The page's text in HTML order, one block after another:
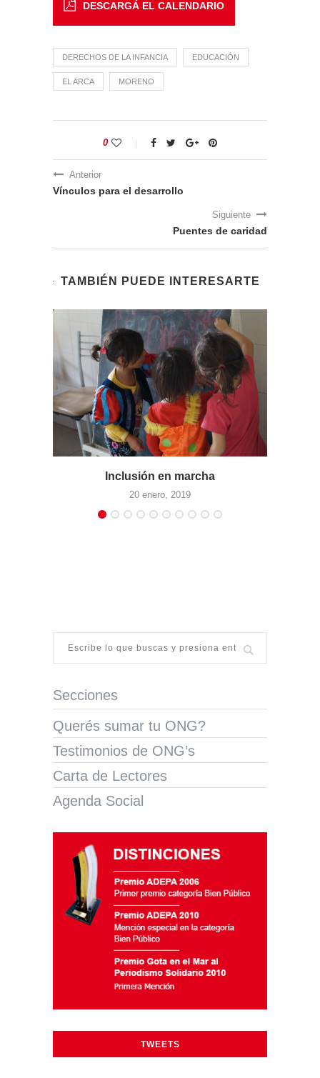
DESCARGÁ EL CALENDARIO
DERECHOS DE LA INFANCIA EDUCACIÓN
EL ARCA MORENO
0
Anterior
Vínculos para el desarrollo
Siguiente
Puentes de caridad
TAMBIÉN PUEDE INTERESARTE
Secciones
Querés sumar tu ONG?
Testimonios de ONG’s
Carta de Lectores
Agenda Social
TWEETS